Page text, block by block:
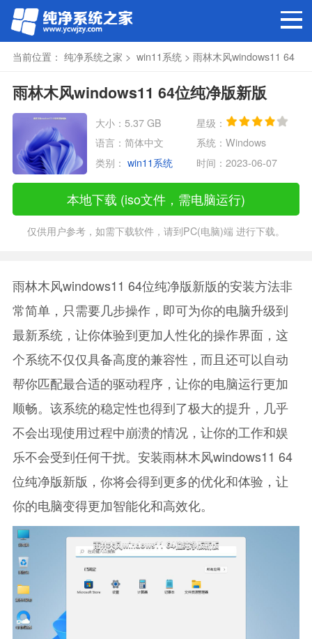
当前位置： 纯净系统之家 > win11系统 > 雨林木风windows11 64
位纯净版新版
雨林木风windows11 64位纯净版新版
大小：5.37 GB
星级：
语言：简体中文
系统：Windows
类别：win11系统 时间：2023-06-07
本地下载 (iso文件，需电脑运行)
仅供用户参考，如需下载软件，请到PC(电脑)端 进行下载。
雨林木风windows11 64位纯净版新版的安装方法非
常简单，只需要几步操作，即可为你的电脑升级到
最新系统，让你体验到更加人性化的操作界面，这
个系统不仅仅具备高度的兼容性，而且还可以自动
帮你匹配最合适的驱动程序，让你的电脑运行更加
顺畅。该系统的稳定性也得到了极大的提升，几乎
不会出现使用过程中崩溃的情况，让你的工作和娱
乐不会受到任何干扰。安装雨林木风windows11 64
位纯净版新版，你将会得到更多的优化和体验，让
你的电脑变得更加智能化和高效化。